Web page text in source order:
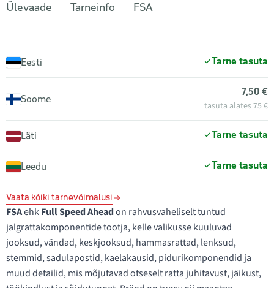
Ülevaade Tarneinfo FSA
Eesti Tarne tasuta
Soome
7,50 €
tasuta alates 75 €
Läti Tarne tasuta
Leedu Tarne tasuta
Vaata kõiki tarnevõimalusi
FSAehkFull Speed Aheadon rahvusvaheliselt tuntud
jalgrattakomponentide tootja, kelle valikusse kuuluvad
jooksud, vändad, keskjooksud, hammasrattad, lenksud,
stemmid, sadulapostid, kaelakausid, pidurikomponendid ja
muud detailid, mis mõjutavad otseselt ratta juhitavust, jäikust,